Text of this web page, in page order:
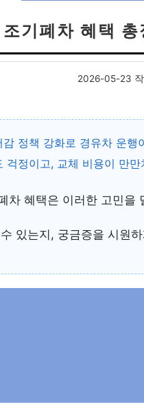
기폐차 혜택
2026-05-23
정책 강화로 경유차 운
걱정이고, 교체 비용이 만
차 혜택은 이러한 고민을
있는지, 궁금증을 시원